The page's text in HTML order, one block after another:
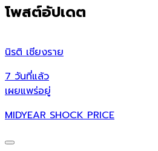
โพสต์อัปเดต
นิรติ เชียงราย
7 วันที่แล้ว
เผยแพร่อยู่
MIDYEAR SHOCK PRICE